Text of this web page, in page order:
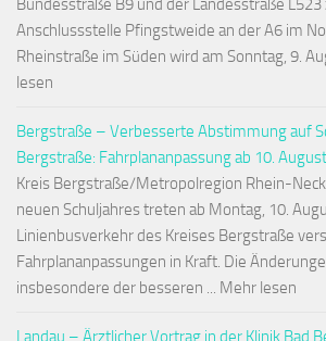
Bundesstraße B9 und der Landesstraße
Anschlussstelle Pfingstweide an der A6 im
Rheinstraße im Süden wird am Sonntag, 9.
lesen
Bergstraße – Verbesserte Abstimmung auf
Bergstraße: Fahrplananpassung ab 10.
Kreis Bergstraße/Metropolregion Rhein-
neuen Schuljahres treten ab Montag, 10.
Linienbusverkehr des Kreises Bergstraße
Fahrplananpassungen in Kraft. Die
insbesondere der besseren ... Mehr lesen
Landau – Ärztlicher Vortrag in der Klinik Bad